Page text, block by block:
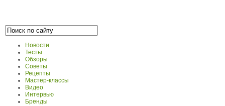
Новости
Тесты
Обзоры
Советы
Рецепты
Мастер-классы
Видео
Интервью
Бренды